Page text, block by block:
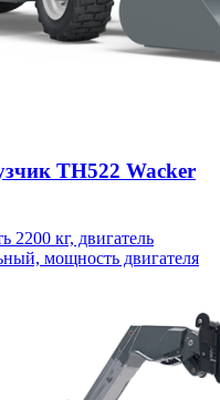
TH522 Wacker
2200 кг, двигатель
мощность двигателя